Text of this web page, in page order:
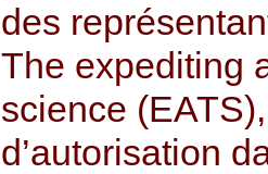
des
The expediting
science
d’autorisation